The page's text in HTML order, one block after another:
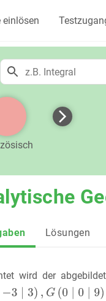
einlösen
Lösungen
wird der